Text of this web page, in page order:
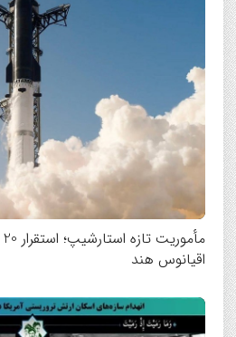
اقیانوس هند